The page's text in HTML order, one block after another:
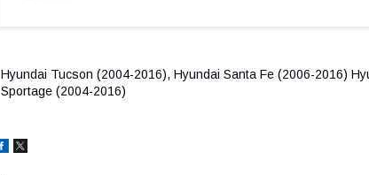
Hyundai Tucson (2004-2016), Hyundai Santa Fe (2006-2016)
Sportage (2004-2016)